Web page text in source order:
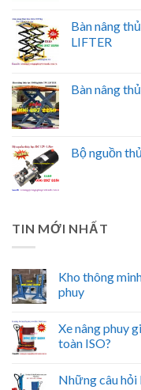
Bàn nâng
LIFTER
Bàn nâng
Bộ nguồn
TIN MỚI NHẤT
Kho thông
phuy
Xe nâng phuy
toàn ISO?
Những câu